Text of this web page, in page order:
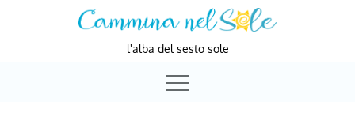
l'alba del sesto sole